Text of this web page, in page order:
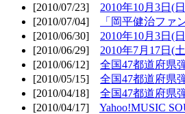
[2010/07/23] 2010年10月3日(
[2010/07/04]
「岡平健治ファ
[2010/06/30] 2010年10月3日(
[2010/06/29] 2010年7月17日(
[2010/06/12] 全国47都道府県
[2010/05/15] 全国47都道府県
[2010/04/18] 全国47都道府県
[2010/04/17] Yahoo!MUSIC